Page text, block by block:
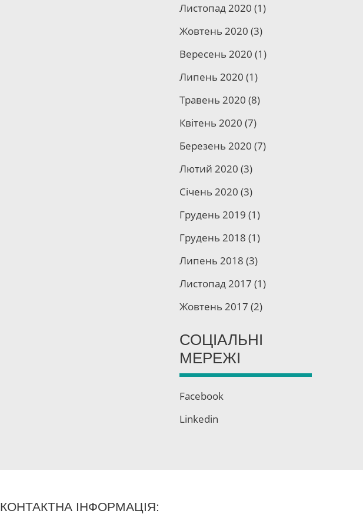
Листопад 2020 (1)
Жовтень 2020 (3)
Вересень 2020 (1)
Липень 2020 (1)
Травень 2020 (8)
Квітень 2020 (7)
Березень 2020 (7)
Лютий 2020 (3)
Січень 2020 (3)
Грудень 2019 (1)
Грудень 2018 (1)
Липень 2018 (3)
Листопад 2017 (1)
Жовтень 2017 (2)
СОЦІАЛЬНІ
МЕРЕЖІ
Facebook
Linkedin
КОНТАКТНА ІНФОРМАЦІЯ: